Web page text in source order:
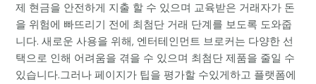
제 현금을 안전하게 지출 할 수 있으며 교육받은 거래자가 돈
을 위험에 빠뜨리기 전에 최첨단 거래 단계를 보도록 도와줍
니다. 새로운 사용을 위해, 엔터테인먼트 브로커는 다양한 선
택으로 인해 어려움을 겪을 수 있으며 최첨단 제품을 줄일 수
있습니다.그러나 페이지가 팁을 평가할 수있게하고 플랫폼에